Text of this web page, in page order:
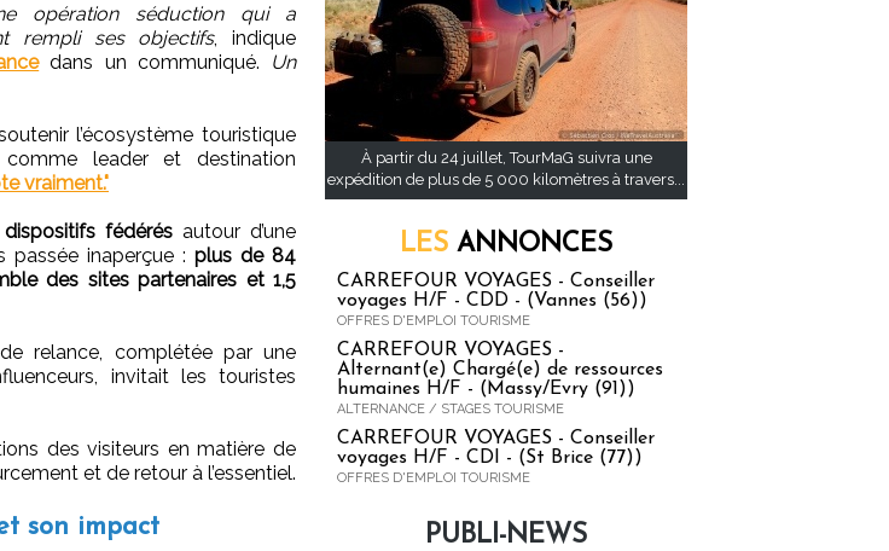
opération séduction qui a
rempli ses objectifs, indique
dans un communiqué.
Un
l’écosystème touristique
leader et destination
vraiment."
fédérésautour d’une
passée inaperçue :plus de 84
des sites partenaires et 1,5
relance, complétée par une
invitait les touristes
des visiteurs en matière de
et de retour à l’essentiel.
son impact
À partir du 24 juillet, TourMaG suivra une
expédition de plus de 5 000 kilomètres à travers...
LES ANNONCES
CARREFOUR VOYAGES - Conseiller
voyages H/F - CDD - (Vannes (56))
OFFRES D'EMPLOI TOURISME
CARREFOUR VOYAGES -
Alternant(e) Chargé(e) de ressources
humaines H/F - (Massy/Evry (91))
ALTERNANCE / STAGES TOURISME
CARREFOUR VOYAGES - Conseiller
voyages H/F - CDI - (St Brice (77))
OFFRES D'EMPLOI TOURISME
PUBLI-NEWS